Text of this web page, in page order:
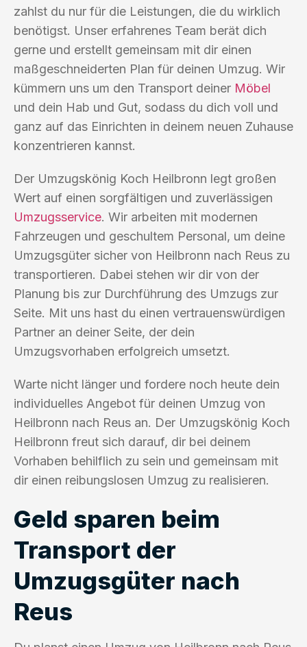
zahlst du nur für die Leistungen, die du wirklich
benötigst. Unser erfahrenes Team berät dich
gerne und erstellt gemeinsam mit dir einen
maßgeschneiderten Plan für deinen Umzug. Wir
kümmern uns um den Transport deiner Möbel
und dein Hab und Gut, sodass du dich voll und
ganz auf das Einrichten in deinem neuen Zuhause
konzentrieren kannst.
Der Umzugskönig Koch Heilbronn legt großen
Wert auf einen sorgfältigen und zuverlässigen
Umzugsservice. Wir arbeiten mit modernen
Fahrzeugen und geschultem Personal, um deine
Umzugsgüter sicher von Heilbronn nach Reus zu
transportieren. Dabei stehen wir dir von der
Planung bis zur Durchführung des Umzugs zur
Seite. Mit uns hast du einen vertrauenswürdigen
Partner an deiner Seite, der dein
Umzugsvorhaben erfolgreich umsetzt.
Warte nicht länger und fordere noch heute dein
individuelles Angebot für deinen Umzug von
Heilbronn nach Reus an. Der Umzugskönig Koch
Heilbronn freut sich darauf, dir bei deinem
Vorhaben behilflich zu sein und gemeinsam mit
dir einen reibungslosen Umzug zu realisieren.
Geld sparen beim
Transport der
Umzugsgüter nach
Reus